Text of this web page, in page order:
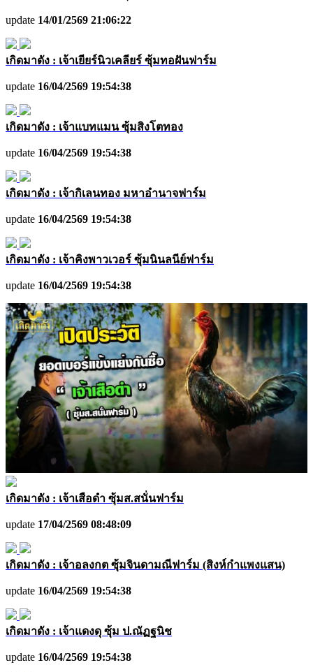
update 14/01/2569 21:06:22
เกิดมาดัง : เจ้าเยียร์นิวเคลียร์ ซุ้มทอฝันฟาร์ม
update 16/04/2569 19:54:38
เกิดมาดัง : เจ้าแบทแมน ซุ้มสิงโตทอง
update 16/04/2569 19:54:38
เกิดมาดัง : เจ้ากิเลนทอง มหาอำนาจฟาร์ม
update 16/04/2569 19:54:38
เกิดมาดัง : เจ้าคิงพาวเวอร์ ซุ้มนินลนีย์ฟาร์ม
update 16/04/2569 19:54:38
เกิดมาดัง : เจ้าเสือดำ ซุ้มส.สนั่นฟาร์ม
update 17/04/2569 08:48:09
เกิดมาดัง : เจ้าอลงกต ซุ้มจินดามณีฟาร์ม (สิงห์กำแพงแสน)
update 16/04/2569 19:54:38
เกิดมาดัง : เจ้าแดงดุ ซุ้ม ป.ณัฏฐนิช
update 16/04/2569 19:54:38